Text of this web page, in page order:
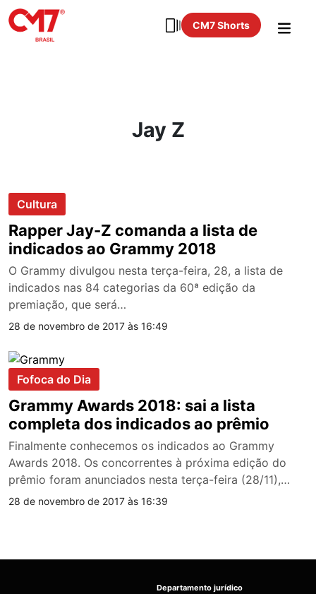
CM7 Shorts
Jay Z
Cultura
Rapper Jay-Z comanda a lista de
indicados ao Grammy 2018
O Grammy divulgou nesta terça-feira, 28, a lista de
indicados nas 84 categorias da 60ª edição da
premiação, que será…
28 de novembro de 2017 às 16:49
Fofoca do Dia
Grammy Awards 2018: sai a lista
completa dos indicados ao prêmio
Finalmente conhecemos os indicados ao Grammy
Awards 2018. Os concorrentes à próxima edição do
prêmio foram anunciados nesta terça-feira (28/11),…
28 de novembro de 2017 às 16:39
Departamento jurídico